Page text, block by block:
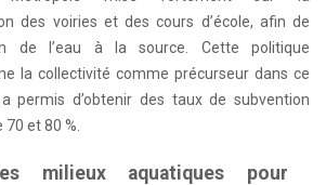
des voiries et des cours d’école, afin de
de l’eau à la source. Cette politique
la collectivité comme précurseur dans ce
permis d’obtenir des taux de subvention
et 80 %.
milieux aquatiques pour